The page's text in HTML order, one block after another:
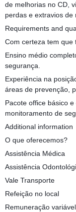
de melhorias no CD,
perdas e extravios de
Requirements and
Com certeza tem que
Ensino médio
segurança.
Experiência na
áreas de prevenção,
Pacote office básico
monitoramento de
Additional information
O que oferecemos?
‍Assistência Médica
Assistência
Vale Transporte
️Refeição no local
Remuneração